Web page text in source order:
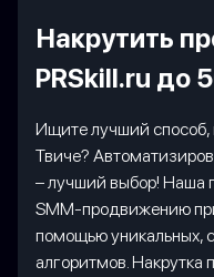
Накрутить
PRSkill.ru до
Ищите лучший способ,
Твиче?
– лучший выбор! Наша
SMM-продвижению
помощью уникальных,
алгоритмов.